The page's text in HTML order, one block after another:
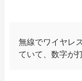
無線でワイヤレ
ていて、数字が